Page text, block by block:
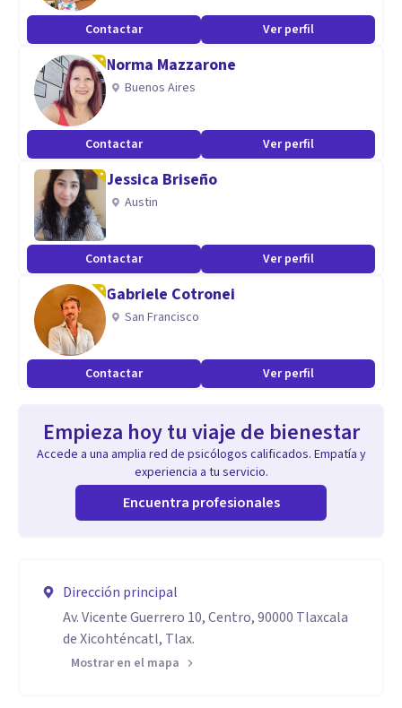
Contactar Ver perfil
Norma Mazzarone
Buenos Aires
Contactar Ver perfil
Jessica Briseño
Austin
Contactar Ver perfil
Gabriele Cotronei
San Francisco
Contactar Ver perfil
Empieza hoy tu viaje de bienestar
Accede a una amplia red de psicólogos calificados. Empatía y
experiencia a tu servicio.
Encuentra profesionales
Dirección principal
Av. Vicente Guerrero 10, Centro, 90000 Tlaxcala
de Xicohténcatl, Tlax.
Mostrar en el mapa